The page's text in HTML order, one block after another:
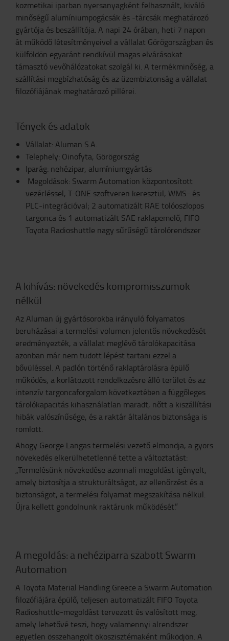
kozmetikai iparban nyersanyagként felhasznált, kiváló
minőségű alumíniumpogácsák és -tárcsák meghatározó
gyártója és beszállítója. A napi 24 órában, heti 7 napon
át működő létesítményeivel a vállalat Görögországban és
külföldön egyaránt rendkívül magas elvárásokat
támasztó vevőhálózatokat szolgál ki. A termékminőség, a
szállítási megbízhatóság és az üzembiztonság a vállalat
filozófiájának meghatározó pillérei.
Tények és adatok
Vállalat: Aluman S.A.
Telephely: Oinofyta, Görögország
Iparág: nehézipar, alumíniumgyártás
Megoldások: Swarm Automation központosított
vezérléssel, T-ONE szoftveren keresztül, WMS- és
PLC-integrációval; 2 automatizált RAE tolóoszlopos
targonca és 1 automatizált SAE raklapemelő; FIFO
Toyota Radioshuttle nagy sűrűségű tárolórendszer
A kihívás: növekedés kompromisszumok
nélkül
Az Aluman új gyártósorokba irányuló folyamatos
beruházásai a termelési volumen jelentős növekedését
eredményezték, a vállalat meglévő tárolókapacitása
azonban már nem tudott lépést tartani ezzel a
bővüléssel. A padlón történő raklaptárolásra épülő
működés, a korlátozott rendelkezésre álló terület és az
intenzív targoncaforgalom következtében a függőleges
tárolókapacitás kihasználatlan maradt, nőtt a kiszállítási
hibák valószínűsége, és a raktár általános biztonsága is
romlott.
Ahogy George Langas termelési vezető elmondja, a gyors
növekedés elkerülhetetlenné tette a változtatást:
„Termelésünk növekedése azonnali megoldást igényelt,
amely biztosítja a strukturáltságot, az ellenőrzést és a
biztonságot, a termelési folyamat megszakítása nélkül.
Újra kellett gondolnunk raktárunk működését.”
A megoldás: a nehéziparra szabott Swarm
Automation
A Toyota Material Handling Greece a Swarm Automation
filozófiájára épülő, teljesen automatizált FIFO Toyota
Radioshuttle-megoldást tervezett és valósított meg,
amely lehetővé teszi, hogy valamennyi alrendszer
egyetlen összehangolt ökoszisztémaként működjön. A